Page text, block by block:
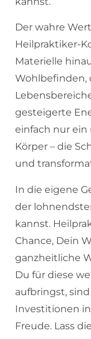
Der wahre
Heilpraktiker-
Materielle
Wohlbefinden,
gesteigerte
einfach nur ein
Körper – die
und
In die eigene
der
kannst.
Chance, Dein
ganzheitliche
Du für diese
aufbringst,
Investitionen
Freude. Lass